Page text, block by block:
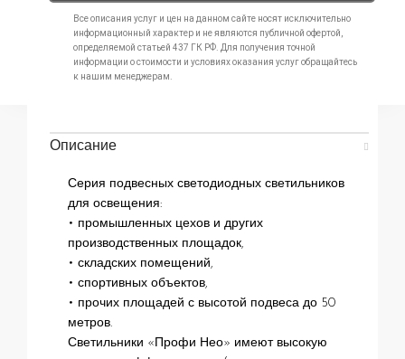
Все описания услуг и цен на данном сайте носят исключительно
информационный характер и не являются публичной офертой,
определяемой статьей 437 ГК РФ. Для получения точной
информации о стоимости и условиях оказания услуг обращайтесь
к нашим менеджерам.
Описание
Серия подвесных светодиодных светильников
для освещения:
• промышленных цехов и других
производственных площадок,
• складских помещений,
• спортивных объектов,
• прочих площадей с высотой подвеса до 50
метров.
Светильники «Профи Нео» имеют высокую